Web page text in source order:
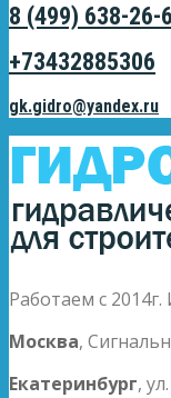
8 (499) 638-26-
+73432885306
gk.gidro@yandex.ru
Работаем с
Москва,
Екатеринбург,